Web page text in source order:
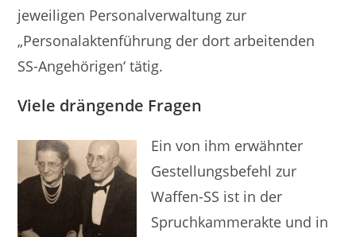
jeweiligen Personalverwaltung zur
„Personalaktenführung der dort arbeitenden
SS-Angehörigen‘ tätig.
Viele drängende Fragen
Ein von ihm erwähnter
Gestellungsbefehl zur
Waffen-SS ist in der
Spruchkammerakte und in